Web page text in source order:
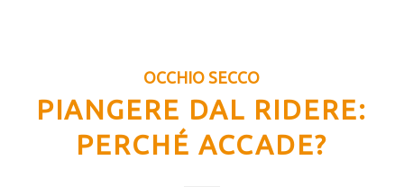
OCCHIO SECCO
PIANGERE DAL RIDERE:
PERCHÉ ACCADE?